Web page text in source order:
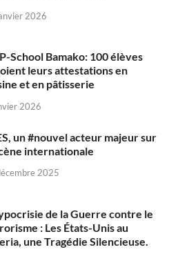
2026
School Bamako: 100 élèves
leurs attestations en
et en pâtisserie
2026
un #nouvel acteur majeur sur
internationale
2025
de la Guerre contre le
: Les États-Unis au
une Tragédie Silencieuse.